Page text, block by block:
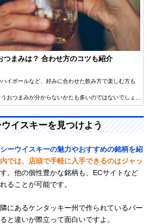
つまみは？ 合わせ方のコツも紹介
イボールなど、好みに合わせた飲み方で楽しむ方も
おつまみが分からないかたも多いのではないでしょ
イスキーを見つけよう
ーウイスキーの魅力やおすすめの銘柄を紹
では、店頭で手軽に入手できるのはジャッ
。他の個性豊かな銘柄も、ECサイトなど
ることが可能です。
にあるケンタッキー州で作られているバー
と違いが際立って面白いですよ。